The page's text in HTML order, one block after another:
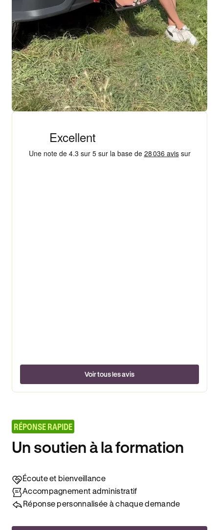
Voir tous les avis
RÉPONSE RAPIDE
Un soutien à la formation
Écoute et bienveillance
Accompagnement administratif
Réponse personnalisée à chaque demande